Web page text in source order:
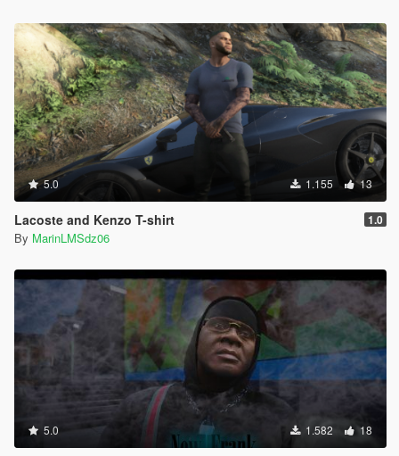
5.0 1.155 13
Lacoste and Kenzo T-shirt 1.0
By MarinLMSdz06
5.0 1.582 18